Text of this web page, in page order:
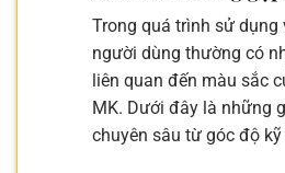
Trong quá trình sử dụng
người dùng thường có
liên quan đến màu sắc
MK. Dưới đây là những
chuyên sâu từ góc độ